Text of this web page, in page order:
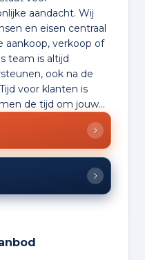
aandacht. Wij
en eisen centraal
aankoop, verkoop of
team is altijd
ook na de
voor klanten is
de tijd om jouw...